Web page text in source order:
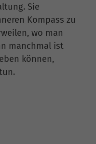
Sie
Kompass zu
wo man
manchmal ist
können,